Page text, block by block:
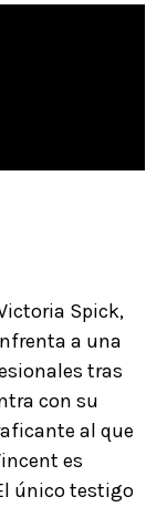
Spick,
a una
tras
con su
al que
es
único testigo